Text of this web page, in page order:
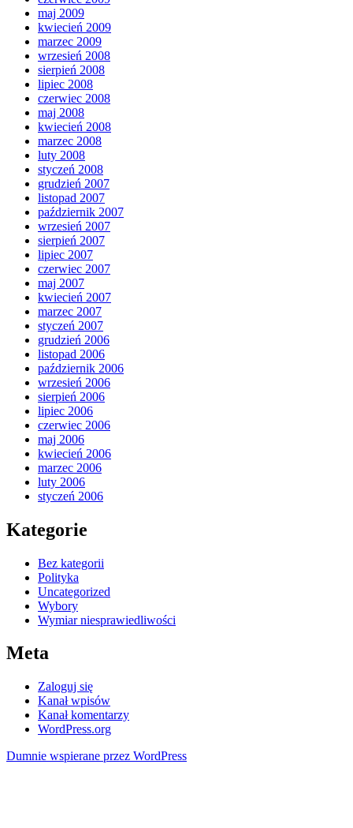
maj 2009
kwiecień 2009
marzec 2009
wrzesień 2008
sierpień 2008
lipiec 2008
czerwiec 2008
maj 2008
kwiecień 2008
marzec 2008
luty 2008
styczeń 2008
grudzień 2007
listopad 2007
październik 2007
wrzesień 2007
sierpień 2007
lipiec 2007
czerwiec 2007
maj 2007
kwiecień 2007
marzec 2007
styczeń 2007
grudzień 2006
listopad 2006
październik 2006
wrzesień 2006
sierpień 2006
lipiec 2006
czerwiec 2006
maj 2006
kwiecień 2006
marzec 2006
luty 2006
styczeń 2006
Kategorie
Bez kategorii
Polityka
Uncategorized
Wybory
Wymiar niesprawiedliwości
Meta
Zaloguj się
Kanał wpisów
Kanał komentarzy
WordPress.org
Dumnie wspierane przez WordPress